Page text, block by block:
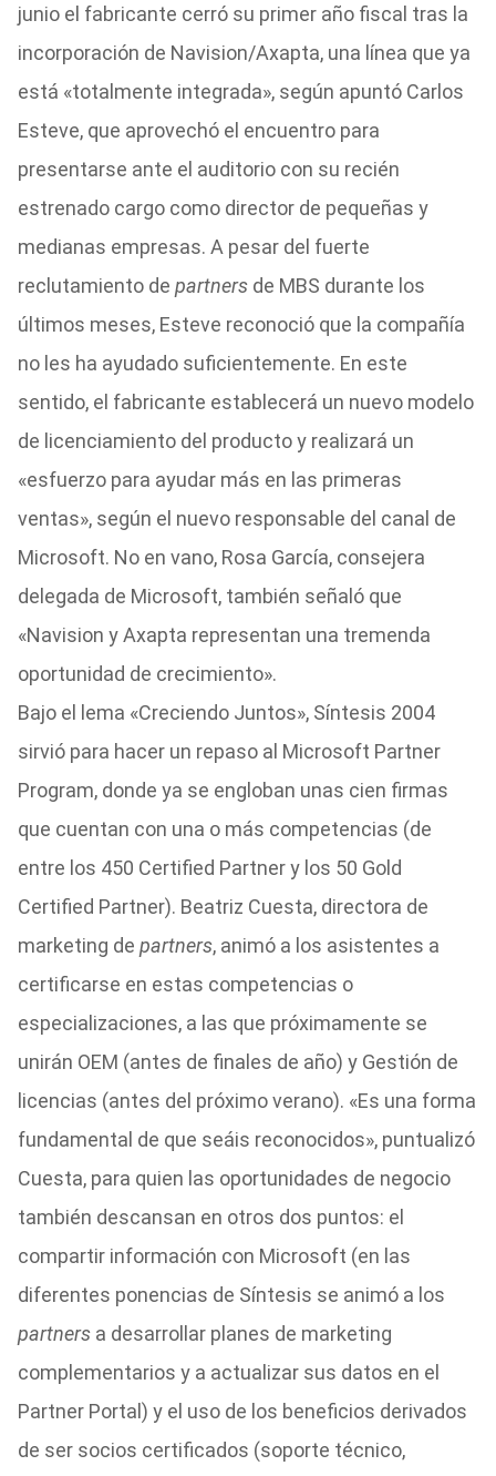
junio el fabricante cerró su primer año fiscal tras la
incorporación de Navision/Axapta, una línea que ya
está «totalmente integrada», según apuntó Carlos
Esteve, que aprovechó el encuentro para
presentarse ante el auditorio con su recién
estrenado cargo como director de pequeñas y
medianas empresas. A pesar del fuerte
reclutamiento de partnersde MBS durante los
últimos meses, Esteve reconoció que la compañía
no les ha ayudado suficientemente. En este
sentido, el fabricante establecerá un nuevo modelo
de licenciamiento del producto y realizará un
«esfuerzo para ayudar más en las primeras
ventas», según el nuevo responsable del canal de
Microsoft. No en vano, Rosa García, consejera
delegada de Microsoft, también señaló que
«Navision y Axapta representan una tremenda
oportunidad de crecimiento».
Bajo el lema «Creciendo Juntos», Síntesis 2004
sirvió para hacer un repaso al Microsoft Partner
Program, donde ya se engloban unas cien firmas
que cuentan con una o más competencias (de
entre los 450 Certified Partner y los 50 Gold
Certified Partner). Beatriz Cuesta, directora de
marketing de partners, animó a los asistentes a
certificarse en estas competencias o
especializaciones, a las que próximamente se
unirán OEM (antes de finales de año) y Gestión de
licencias (antes del próximo verano). «Es una forma
fundamental de que seáis reconocidos», puntualizó
Cuesta, para quien las oportunidades de negocio
también descansan en otros dos puntos: el
compartir información con Microsoft (en las
diferentes ponencias de Síntesis se animó a los
partnersa desarrollar planes de marketing
complementarios y a actualizar sus datos en el
Partner Portal) y el uso de los beneficios derivados
de ser socios certificados (soporte técnico,